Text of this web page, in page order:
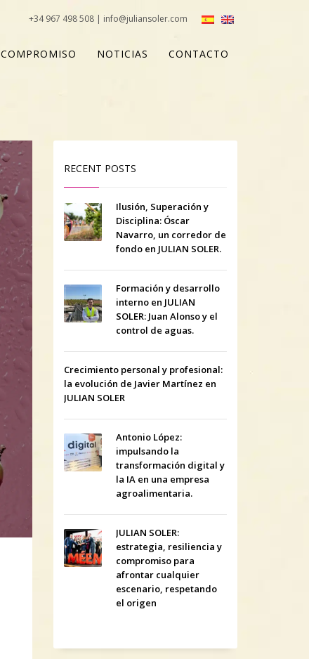
+34 967 498 508 | info@juliansoler.com
COMPROMISO NOTICIAS CONTACTO
RECENT POSTS
Ilusión, Superación y
Disciplina: Óscar
Navarro, un corredor de
fondo en JULIAN SOLER.
Formación y desarrollo
interno en JULIAN
SOLER: Juan Alonso y el
control de aguas.
Crecimiento personal y profesional:
la evolución de Javier Martínez en
JULIAN SOLER
Antonio López:
impulsando la
transformación digital y
la IA en una empresa
agroalimentaria.
JULIAN SOLER:
estrategia, resiliencia y
compromiso para
afrontar cualquier
escenario, respetando
el origen